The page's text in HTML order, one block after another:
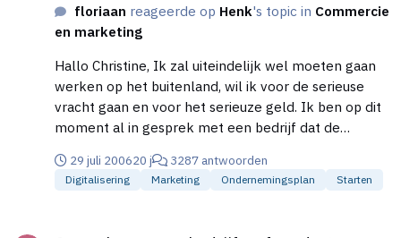
zitten waardoor ik vaak voordeliger uit ben naar mijn
klanten toe dan de grotere bedrijven. Op deze
manier is het aantrekkelijker voor mijn klanten om
via mij hun handel te versturen.
floriaan reageerde op Henk's topic in Commercie
en marketing
Hallo Christine, Ik zal uiteindelijk wel moeten gaan
werken op het buitenland, wil ik voor de serieuse
vracht gaan en voor het serieuze geld. Ik ben op dit
moment al in gesprek met een bedrijf dat de
29 juli 200620 j 3287 antwoorden
Digitalisering Marketing Ondernemingsplan Starten